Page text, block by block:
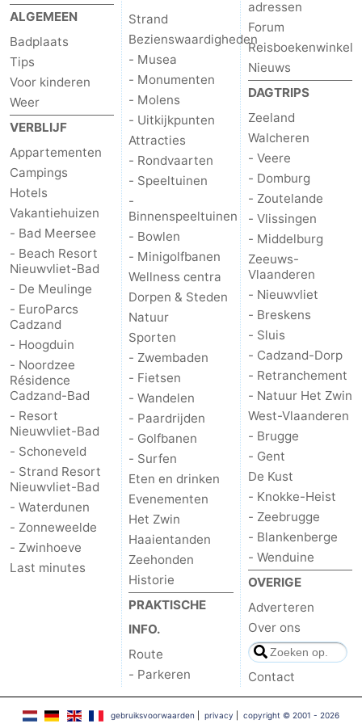
Nieuwvliet-
Bad
Zonneweelde
-
Zwinhoeve
Last
minutes
Strand
Zien
&
Bezienswaardigheden
Musea
-
Monumenten
-
Molens
-
Uitkijkpunten
Attracties
-
Rondvaarten
-
Speeltuinen
-
Binnenspeeltuinen
-
Bowlen
-
Minigolfbanen
Wellness
ALGEMEEN
Badplaats
Tips
Voor kinderen
Weer
VERBLIJF
Appartementen
Campings
Hotels
Vakantiehuizen
- Bad Meersee
- Beach Resort
Nieuwvliet-Bad
- De Meulinge
- EuroParcs
Cadzand
- Hoogduin
- Noordzee
Résidence
Cadzand-Bad
- Resort
Nieuwvliet-Bad
- Schoneveld
- Strand Resort
Nieuwvliet-Bad
- Waterdunen
- Zonneweelde
- Zwinhoeve
Last minutes
Strand
Bezienswaardigheden
- Musea
- Monumenten
- Molens
- Uitkijkpunten
Attracties
- Rondvaarten
- Speeltuinen
-
Binnenspeeltuinen
- Bowlen
- Minigolfbanen
Wellness centra
Dorpen & Steden
Natuur
Sporten
- Zwembaden
- Fietsen
- Wandelen
- Paardrijden
- Golfbanen
- Surfen
Eten en drinken
Evenementen
Het Zwin
Haaientanden
Zeehonden
Historie
PRAKTISCHE
INFO.
Route
- Parkeren
adressen
Forum
Reisboekenwinkel
Nieuws
DAGTRIPS
Zeeland
Walcheren
- Veere
- Domburg
- Zoutelande
- Vlissingen
- Middelburg
Zeeuws-
Vlaanderen
- Nieuwvliet
- Breskens
- Sluis
- Cadzand-Dorp
- Retranchement
- Natuur Het Zwin
West-Vlaanderen
- Brugge
- Gent
De Kust
- Knokke-Heist
- Zeebrugge
- Blankenberge
- Wenduine
OVERIGE
Adverteren
Over ons
Contact
gebruiksvoorwaarden privacy copyright © 2001 - 2026